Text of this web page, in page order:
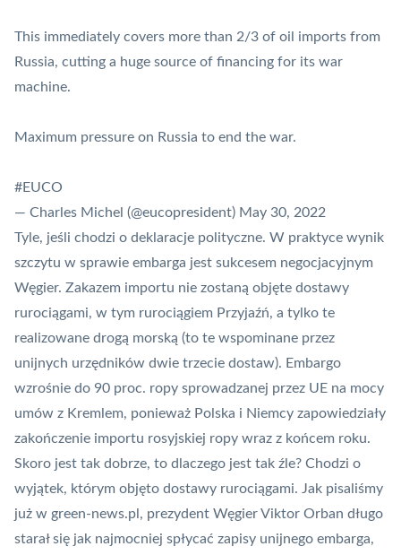
This immediately covers more than 2/3 of oil imports from
Russia, cutting a huge source of financing for its war
machine.
Maximum pressure on Russia to end the war.
#EUCO
— Charles Michel (@eucopresident) May 30, 2022
Tyle, jeśli chodzi o deklaracje polityczne. W praktyce wynik
szczytu w sprawie embarga jest sukcesem negocjacyjnym
Węgier. Zakazem importu nie zostaną objęte dostawy
rurociągami, w tym rurociągiem Przyjaźń, a tylko te
realizowane drogą morską (to te wspominane przez
unijnych urzędników dwie trzecie dostaw). Embargo
wzrośnie do 90 proc. ropy sprowadzanej przez UE na mocy
umów z Kremlem, ponieważ Polska i Niemcy zapowiedziały
zakończenie importu rosyjskiej ropy wraz z końcem roku.
Skoro jest tak dobrze, to dlaczego jest tak źle? Chodzi o
wyjątek, którym objęto dostawy rurociągami. Jak pisaliśmy
już w green-news.pl, prezydent Węgier Viktor Orban długo
starał się jak najmocniej spłycać zapisy unijnego embarga,